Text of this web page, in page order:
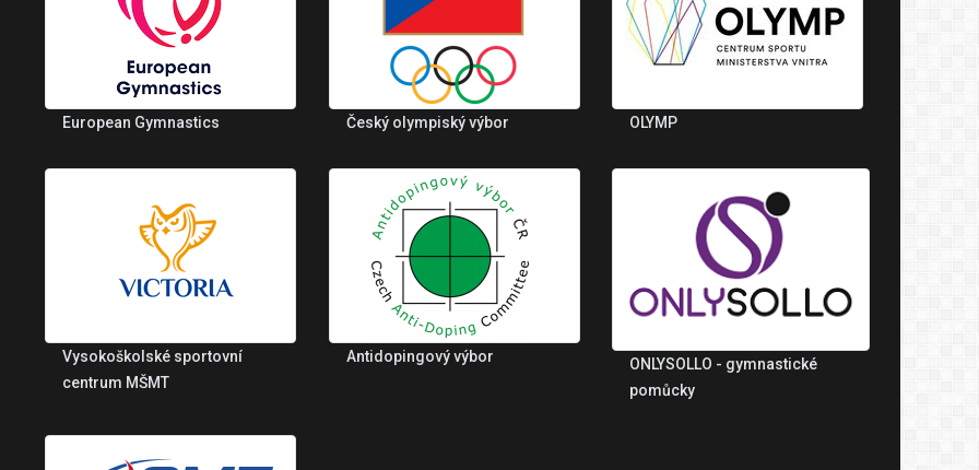
European Gymnastics Český olympiský výbor OLYMP
Vysokoškolské sportovní
centrum MŠMT
Antidopingový výbor
ONLYSOLLO - gymnastické
pomůcky